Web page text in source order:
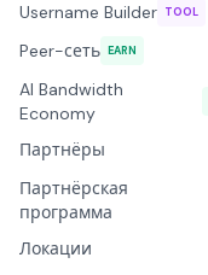
Username Builder TOOL
Peer-сеть EARN
AI Bandwidth
Economy
Партнёры
Партнёрская
программа
Локации